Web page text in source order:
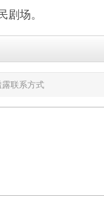
剧场。
联系方式